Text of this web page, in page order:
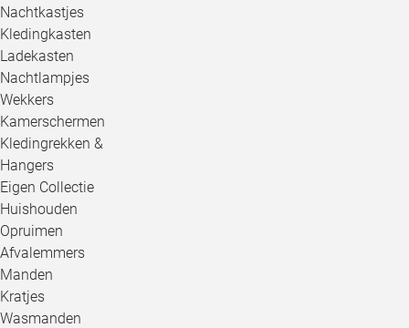
Nachtkastjes
Kledingkasten
Ladekasten
Nachtlampjes
Wekkers
Kamerschermen
Kledingrekken &
Hangers
Eigen Collectie
Huishouden
Opruimen
Afvalemmers
Manden
Kratjes
Wasmanden